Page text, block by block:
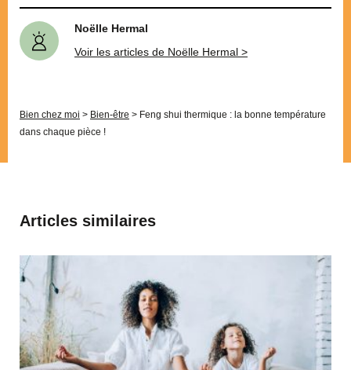
Noëlle Hermal
Voir les articles de Noëlle Hermal >
Bien chez moi > Bien-être > Feng shui thermique : la bonne température
dans chaque pièce !
Articles similaires